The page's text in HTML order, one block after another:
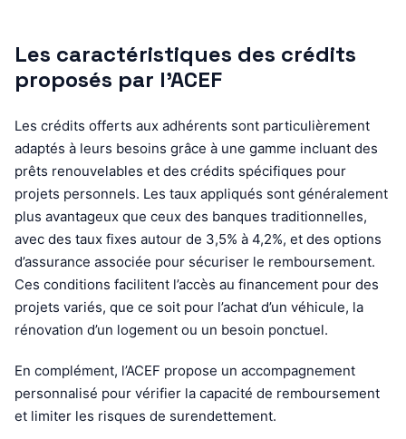
Les caractéristiques des crédits
proposés par l’ACEF
Les crédits offerts aux adhérents sont particulièrement
adaptés à leurs besoins grâce à une gamme incluant des
prêts renouvelables et des crédits spécifiques pour
projets personnels. Les taux appliqués sont généralement
plus avantageux que ceux des banques traditionnelles,
avec des taux fixes autour de 3,5% à 4,2%, et des options
d’assurance associée pour sécuriser le remboursement.
Ces conditions facilitent l’accès au financement pour des
projets variés, que ce soit pour l’achat d’un véhicule, la
rénovation d’un logement ou un besoin ponctuel.
En complément, l’ACEF propose un accompagnement
personnalisé pour vérifier la capacité de remboursement
et limiter les risques de surendettement.